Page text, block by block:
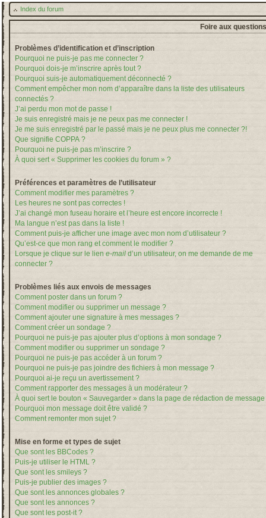
Index du forum
Foire aux
Problèmes d’identification et d’inscription
Pourquoi ne puis-je pas me connecter ?
Pourquoi dois-je m’inscrire après tout ?
Pourquoi suis-je automatiquement déconnecté ?
Comment empêcher mon nom d’apparaître dans la liste des utilisateurs
connectés ?
J’ai perdu mon mot de passe !
Je suis enregistré mais je ne peux pas me connecter !
Je me suis enregistré par le passé mais je ne peux plus me connecter ?!
Que signifie COPPA ?
Pourquoi ne puis-je pas m’inscrire ?
À quoi sert « Supprimer les cookies du forum » ?
Préférences et paramètres de l’utilisateur
Comment modifier mes paramètres ?
Les heures ne sont pas correctes !
J’ai changé mon fuseau horaire et l’heure est encore incorrecte !
Ma langue n’est pas dans la liste !
Comment puis-je afficher une image avec mon nom d’utilisateur ?
Qu’est-ce que mon rang et comment le modifier ?
Lorsque je clique sur le lien e-mail d’un utilisateur, on me demande de me
connecter ?
Problèmes liés aux envois de messages
Comment poster dans un forum ?
Comment modifier ou supprimer un message ?
Comment ajouter une signature à mes messages ?
Comment créer un sondage ?
Pourquoi ne puis-je pas ajouter plus d’options à mon sondage ?
Comment modifier ou supprimer un sondage ?
Pourquoi ne puis-je pas accéder à un forum ?
Pourquoi ne puis-je pas joindre des fichiers à mon message ?
Pourquoi ai-je reçu un avertissement ?
Comment rapporter des messages à un modérateur ?
À quoi sert le bouton « Sauvegarder » dans la page de rédaction de message
Pourquoi mon message doit être validé ?
Comment remonter mon sujet ?
Mise en forme et types de sujet
Que sont les BBCodes ?
Puis-je utiliser le HTML ?
Que sont les smileys ?
Puis-je publier des images ?
Que sont les annonces globales ?
Que sont les annonces ?
Que sont les post-it ?